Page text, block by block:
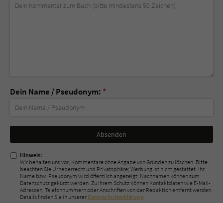
Dein Name / Pseudonym: *
Nicht
ausfüllen!
Hinweis:
Wir behalten uns vor, Kommentare ohne Angabe von Gründen zu löschen. Bitte
beachten Sie Urheberrecht und Privatsphäre; Werbung ist nicht gestattet. Ihr
Name bzw. Pseudonym wird öffentlich angezeigt; Nachnamen können zum
Datenschutz gekürzt werden. Zu Ihrem Schutz können Kontaktdaten wie E-Mail-
Adressen, Telefonnummern oder Anschriften von der Redaktion entfernt werden.
Details finden Sie in unserer Datenschutzerklärung